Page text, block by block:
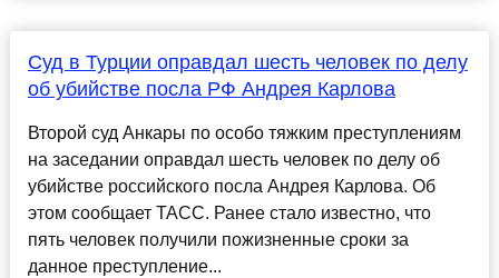
Суд в Турции оправдал шесть человек по делу
об убийстве посла РФ Андрея Карлова
Второй суд Анкары по особо тяжким преступлениям
на заседании оправдал шесть человек по делу об
убийстве российского посла Андрея Карлова. Об
этом сообщает ТАСС. Ранее стало известно, что
пять человек получили пожизненные сроки за
данное преступление...